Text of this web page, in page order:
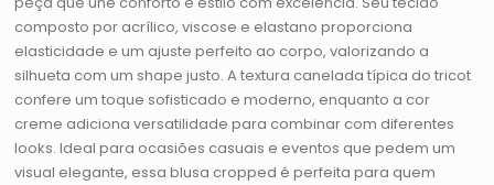
composto por acrílico, viscose e elastano proporciona
elasticidade e um ajuste perfeito ao corpo, valorizando a
silhueta com um shape justo. A textura canelada típica do tricot
confere um toque sofisticado e moderno, enquanto a cor
creme adiciona versatilidade para combinar com diferentes
looks. Ideal para ocasiões casuais e eventos que pedem um
visual elegante, essa blusa cropped é perfeita para quem